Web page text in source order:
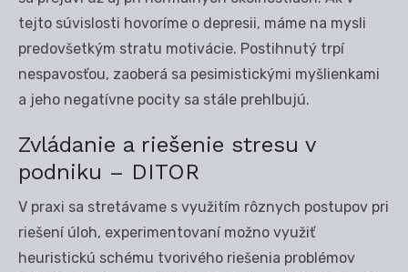
tejto súvislosti hovoríme o depresii, máme na mysli
predovšetkým stratu motivácie. Postihnutý trpí
nespavosťou, zaoberá sa pesimistickými myšlienkami
a jeho negatívne pocity sa stále prehlbujú.
Zvládanie a riešenie stresu v
podniku – DITOR
V praxi sa stretávame s využitím rôznych postupov pri
riešení úloh, experimentovaní možno využiť
heuristickú schému tvorivého riešenia problémov